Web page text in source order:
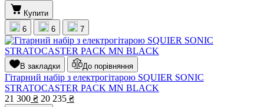
Купити
6
6 7
В закладки До порівняння
Гітарний набір з електрогітарою SQUIER SONIC
STRATOCASTER PACK MN BLACK
21 300 ₴ 20 235 ₴